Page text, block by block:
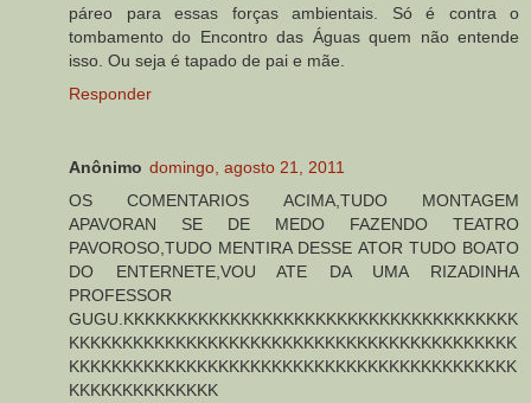
páreo para essas forças ambientais. Só é contra o
tombamento do Encontro das Águas quem não entende
isso. Ou seja é tapado de pai e mãe.
Responder
Anônimo domingo, agosto 21, 2011
OS COMENTARIOS ACIMA,TUDO MONTAGEM
APAVORAN SE DE MEDO FAZENDO TEATRO
PAVOROSO,TUDO MENTIRA DESSE ATOR TUDO BOATO
DO ENTERNETE,VOU ATE DA UMA RIZADINHA
PROFESSOR
GUGU.KKKKKKKKKKKKKKKKKKKKKKKKKKKKKKKKKKKKK
KKKKKKKKKKKKKKKKKKKKKKKKKKKKKKKKKKKKKKKKKK
KKKKKKKKKKKKKKKKKKKKKKKKKKKKKKKKKKKKKKKKKK
KKKKKKKKKKKKKK